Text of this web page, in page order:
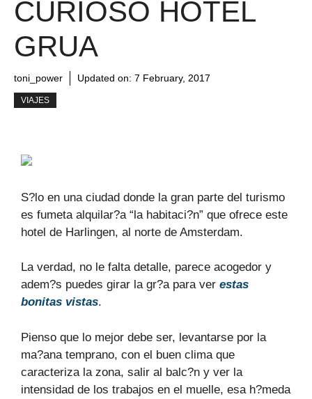
CURIOSO HOTEL
GRUA
toni_power Updated on: 7 February, 2017
VIAJES
S?lo en una ciudad donde la gran parte del turismo
es fumeta alquilar?a “la habitaci?n” que ofrece este
hotel de Harlingen, al norte de Amsterdam.
La verdad, no le falta detalle, parece acogedor y
adem?s puedes girar la gr?a para ver estas
bonitas vistas.
Pienso que lo mejor debe ser, levantarse por la
ma?ana temprano, con el buen clima que
caracteriza la zona, salir al balc?n y ver la
intensidad de los trabajos en el muelle, esa h?meda